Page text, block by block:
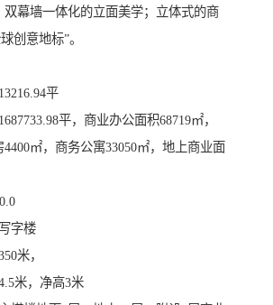
双幕墙一体化的立面美学；立体式的商
创意地标”。
平
平，商业办公面积68719㎡，
㎡，商务公寓33050㎡，地上商业面
字楼
米，
米，净高3米